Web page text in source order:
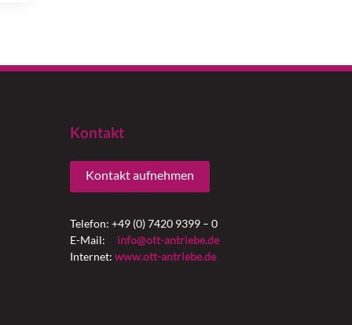
Kontakt
Kontakt aufnehmen
Telefon: +49 (0) 7420 9399 – 0
E-Mail: info@ott-antriebe.de
Internet:www.ott-antriebe.de